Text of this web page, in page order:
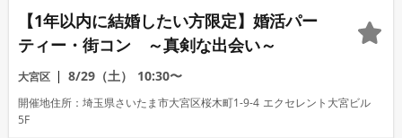
【1年以内に結婚したい方限定】婚活パー
ティー・街コン ～真剣な出会い～
大宮区 8/29（土） 10:30〜
開催地住所：埼玉県さいたま市大宮区桜木町1-9-4 エクセレント大宮ビル
5F